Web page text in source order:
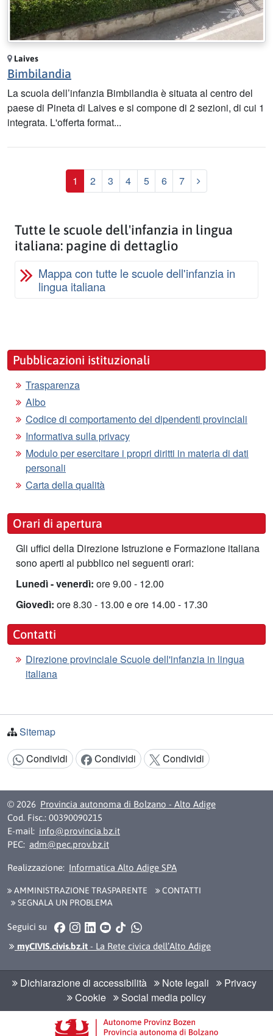
Laives
Bimbilandia
La scuola dell’infanzia Bimbilandia è situata al centro del
paese di Pineta di Laives e si compone di 2 sezioni, di cui 1
integrata. L'offerta format...
1 2 3 4 5 6 7 Prossimo
Tutte le scuole dell'infanzia in lingua
italiana: pagine di dettaglio
Mappa con tutte le scuole dell'infanzia in
lingua italiana
Pubblicazioni istituzionali
Trasparenza
Albo
Codice di comportamento dei dipendenti provinciali
Informativa sulla privacy
Modulo per esercitare i propri diritti in materia di dati
personali
Carta della qualità
Orari di apertura
Gli uffici della Direzione Istruzione e Formazione italiana
sono aperti al pubblico nei seguenti orari:
Lunedì - venerdì: ore 9.00 - 12.00
Giovedì: ore 8.30 - 13.00 e ore 14.00 - 17.30
Contatti
Direzione provinciale Scuole dell'infanzia in lingua
italiana
Sitemap
Condividi:
Condividi Condividi Condividi
© 2026 Provincia autonoma di Bolzano - Alto Adige
Cod. Fisc.: 00390090215
E-mail: info@provincia.bz.it
PEC: adm@pec.prov.bz.it
Realizzazione: Informatica Alto Adige SPA
AMMINISTRAZIONE TRASPARENTE
CONTATTI
SEGNALA UN PROBLEMA
Seguici su Facebook
Instagram
LinkedInYouTube
TikTokWhatsApp
myCIVIS.civis.bz.it - La Rete civica dell’Alto Adige
Dichiarazione di accessibilità Note legali
Privacy
Cookie
Social media policy